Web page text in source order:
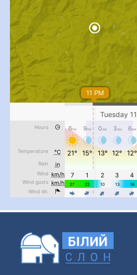
#PipIvanToday...
pimrec_project